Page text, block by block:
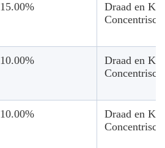
15.00%
Draad en
10.00%
Draad en
10.00%
Draad en